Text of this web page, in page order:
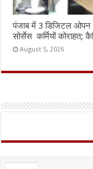
पंजाब में 3 डिजिटल ओपन
सोर्सेस कर्मियों
August 5, 2026